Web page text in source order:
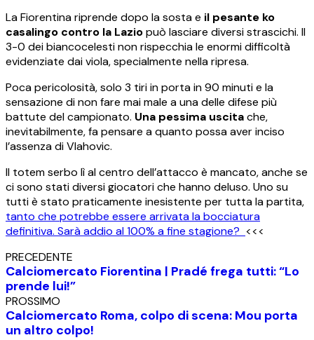
La Fiorentina riprende dopo la sosta e il pesante ko
casalingo contro la Laziopuò lasciare diversi strascichi. Il
3-0 dei biancocelesti non rispecchia le enormi difficoltà
evidenziate dai viola, specialmente nella ripresa.
Poca pericolosità, solo 3 tiri in porta in 90 minuti e la
sensazione di non fare mai male a una delle difese più
battute del campionato. Una pessima uscitache,
inevitabilmente, fa pensare a quanto possa aver inciso
l’assenza di Vlahovic.
Il totem serbo lì al centro dell’attacco è mancato, anche se
ci sono stati diversi giocatori che hanno deluso. Uno su
tutti è stato praticamente inesistente per tutta la partita,
tanto che potrebbe essere arrivata la bocciatura
definitiva. Sarà addio al 100% a fine stagione? <<<
PRECEDENTE
Calciomercato Fiorentina | Pradé frega tutti: “Lo
prende lui!”
PROSSIMO
Calciomercato Roma, colpo di scena: Mou porta
un altro colpo!